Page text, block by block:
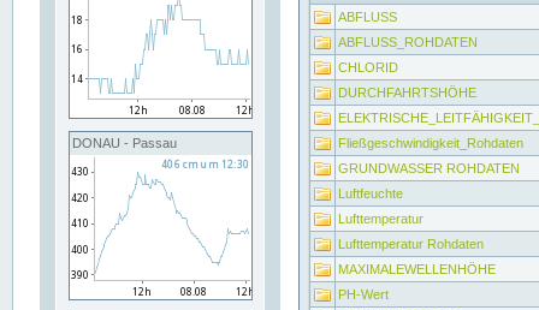
DONAU - Passau
ABFLUSS
ABFLUSS_ROHDATEN
CHLORID
DURCHFAHRTSHÖHE
Fließgeschwindigkeit_Rohdaten
GRUNDWASSER ROHDATEN
Luftfeuchte
Lufttemperatur
Lufttemperatur Rohdaten
MAXIMALEWELLENHÖHE
PH-Wert